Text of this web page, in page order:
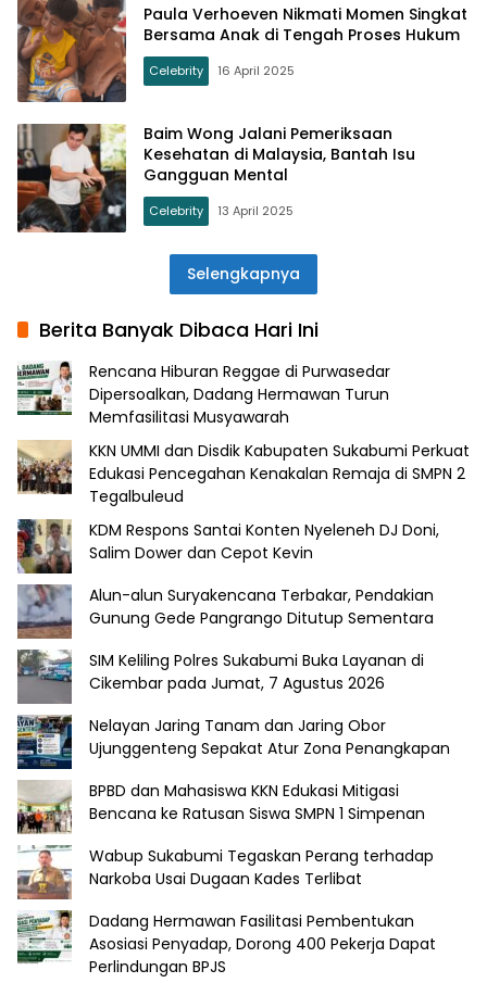
Paula Verhoeven Nikmati Momen Singkat
Bersama Anak di Tengah Proses Hukum
Celebrity 16 April 2025
Baim Wong Jalani Pemeriksaan
Kesehatan di Malaysia, Bantah Isu
Gangguan Mental
Celebrity 13 April 2025
Selengkapnya
Berita Banyak Dibaca Hari Ini
Rencana Hiburan Reggae di Purwasedar
Dipersoalkan, Dadang Hermawan Turun
Memfasilitasi Musyawarah
KKN UMMI dan Disdik Kabupaten Sukabumi Perkuat
Edukasi Pencegahan Kenakalan Remaja di SMPN 2
Tegalbuleud
KDM Respons Santai Konten Nyeleneh DJ Doni,
Salim Dower dan Cepot Kevin
Alun-alun Suryakencana Terbakar, Pendakian
Gunung Gede Pangrango Ditutup Sementara
SIM Keliling Polres Sukabumi Buka Layanan di
Cikembar pada Jumat, 7 Agustus 2026
Nelayan Jaring Tanam dan Jaring Obor
Ujunggenteng Sepakat Atur Zona Penangkapan
BPBD dan Mahasiswa KKN Edukasi Mitigasi
Bencana ke Ratusan Siswa SMPN 1 Simpenan
Wabup Sukabumi Tegaskan Perang terhadap
Narkoba Usai Dugaan Kades Terlibat
Dadang Hermawan Fasilitasi Pembentukan
Asosiasi Penyadap, Dorong 400 Pekerja Dapat
Perlindungan BPJS